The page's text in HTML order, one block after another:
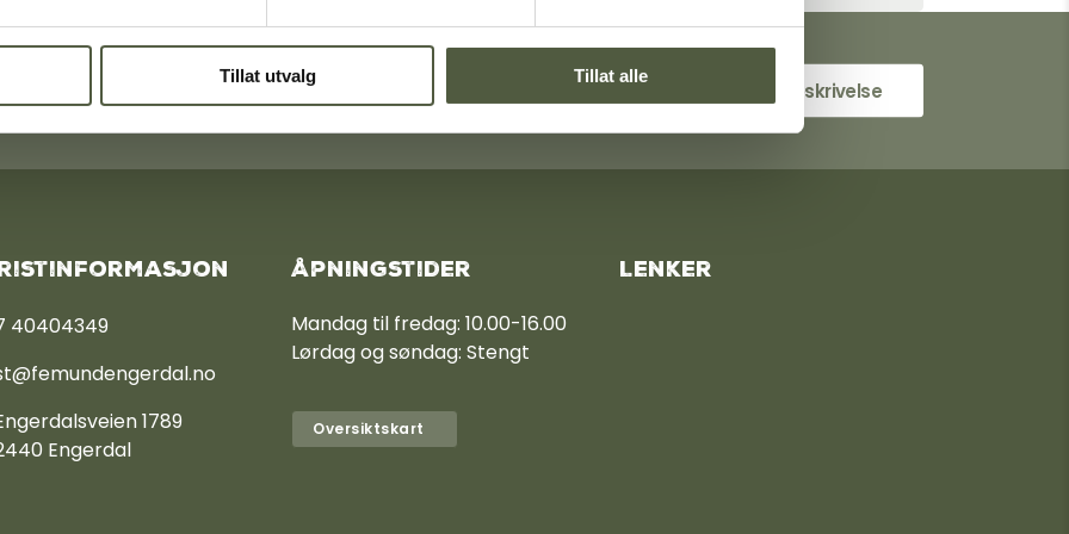
Tillat utvalg Tillat alle
Sømåen Tradisjonshandverk AS Femundshytten Gård – verdensarv
i Engerdal sentrum for en trivelig
om Femund Engerdal.
Få veibeskrivelse
40404349
1789
Engerdal
Åpningstider
Mandag til fredag: 10.00-16.00
Lørdag og søndag: Stengt
Oversiktskart
Lenker